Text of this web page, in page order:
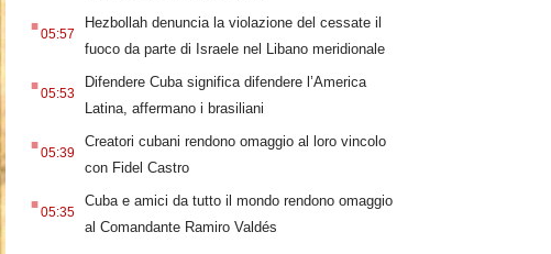
.05:57
Hezbollah denuncia la violazione del cessate il
fuoco da parte di Israele nel Libano meridionale
.05:53
Difendere Cuba significa difendere l’America
Latina, affermano i brasiliani
.05:39
Creatori cubani rendono omaggio al loro vincolo
con Fidel Castro
.05:35
Cuba e amici da tutto il mondo rendono omaggio
al Comandante Ramiro Valdés